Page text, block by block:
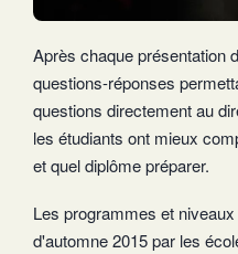
Après chaque présentation
questions-réponses
questions directement au
les étudiants ont mieux
et quel diplôme préparer.
Les programmes et
d'automne 2015 par les